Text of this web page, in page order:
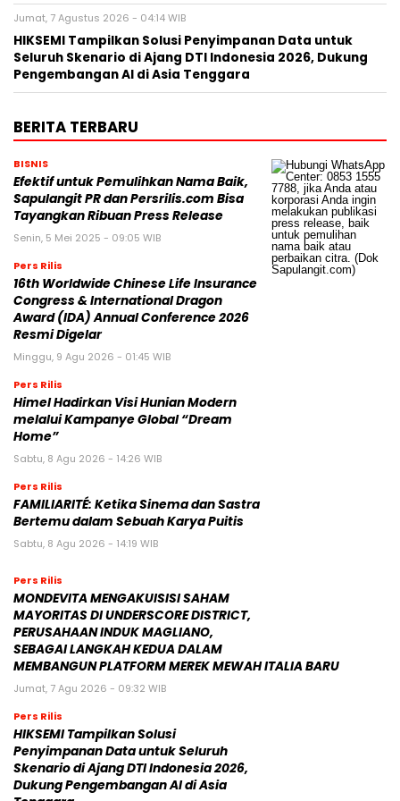
Jumat, 7 Agustus 2026 - 04:14 WIB
HIKSEMI Tampilkan Solusi Penyimpanan Data untuk
Seluruh Skenario di Ajang DTI Indonesia 2026, Dukung
Pengembangan AI di Asia Tenggara
BERITA TERBARU
BISNIS
Efektif untuk Pemulihkan Nama Baik,
Sapulangit PR dan Persrilis.com Bisa
Tayangkan Ribuan Press Release
Senin, 5 Mei 2025 - 09:05 WIB
Pers Rilis
16th Worldwide Chinese Life Insurance
Congress & International Dragon
Award (IDA) Annual Conference 2026
Resmi Digelar
Minggu, 9 Agu 2026 - 01:45 WIB
Pers Rilis
Himel Hadirkan Visi Hunian Modern
melalui Kampanye Global “Dream
Home”
Sabtu, 8 Agu 2026 - 14:26 WIB
Pers Rilis
FAMILIARITÉ: Ketika Sinema dan Sastra
Bertemu dalam Sebuah Karya Puitis
Sabtu, 8 Agu 2026 - 14:19 WIB
Pers Rilis
MONDEVITA MENGAKUISISI SAHAM
MAYORITAS DI UNDERSCORE DISTRICT,
PERUSAHAAN INDUK MAGLIANO,
SEBAGAI LANGKAH KEDUA DALAM
MEMBANGUN PLATFORM MEREK MEWAH ITALIA BARU
Jumat, 7 Agu 2026 - 09:32 WIB
Pers Rilis
HIKSEMI Tampilkan Solusi
Penyimpanan Data untuk Seluruh
Skenario di Ajang DTI Indonesia 2026,
Dukung Pengembangan AI di Asia